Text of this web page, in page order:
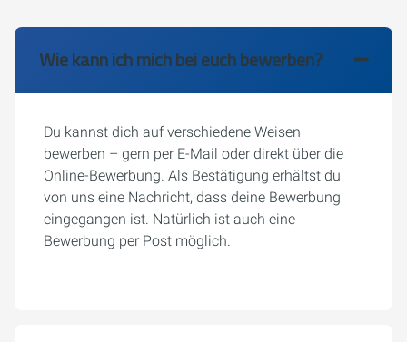
Wie kann ich mich bei euch bewerben?
Du kannst dich auf verschiedene Weisen
bewerben – gern per E-Mail oder direkt über die
Online-Bewerbung. Als Bestätigung erhältst du
von uns eine Nachricht, dass deine Bewerbung
eingegangen ist. Natürlich ist auch eine
Bewerbung per Post möglich.